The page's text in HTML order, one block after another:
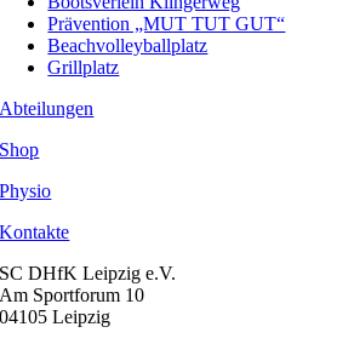
Prävention „MUT TUT GUT“
Beachvolleyballplatz
Grillplatz
Abteilungen
Shop
Physio
Kontakte
SC DHfK Leipzig e.V.
Am Sportforum 10
04105 Leipzig